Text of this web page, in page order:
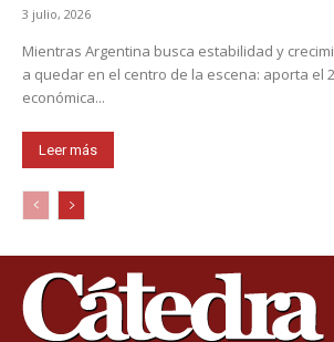
3 julio, 2026
Mientras Argentina busca estabilidad y
a quedar en el centro de la escena: aporta el
económica...
Leer más